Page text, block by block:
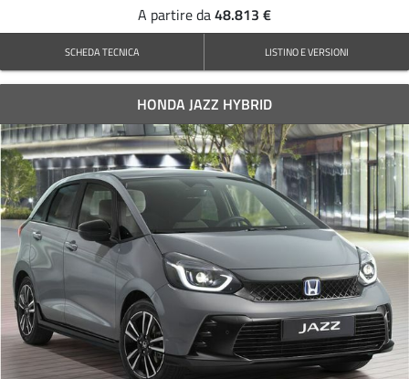
A partire da48.813 €
SCHEDA TECNICA LISTINO E VERSIONI
HONDA JAZZ HYBRID